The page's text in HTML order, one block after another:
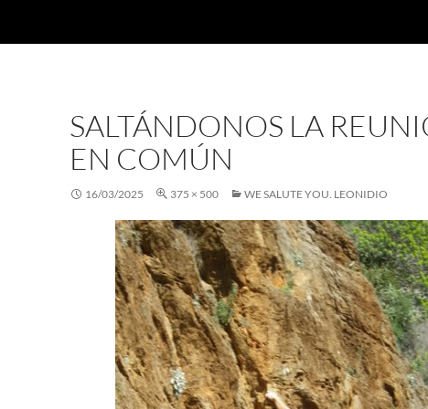
SALTÁNDONOS LA
EN COMÚN
16/03/2025 375 × 500 WE SALUTE YOU. LEONIDIO